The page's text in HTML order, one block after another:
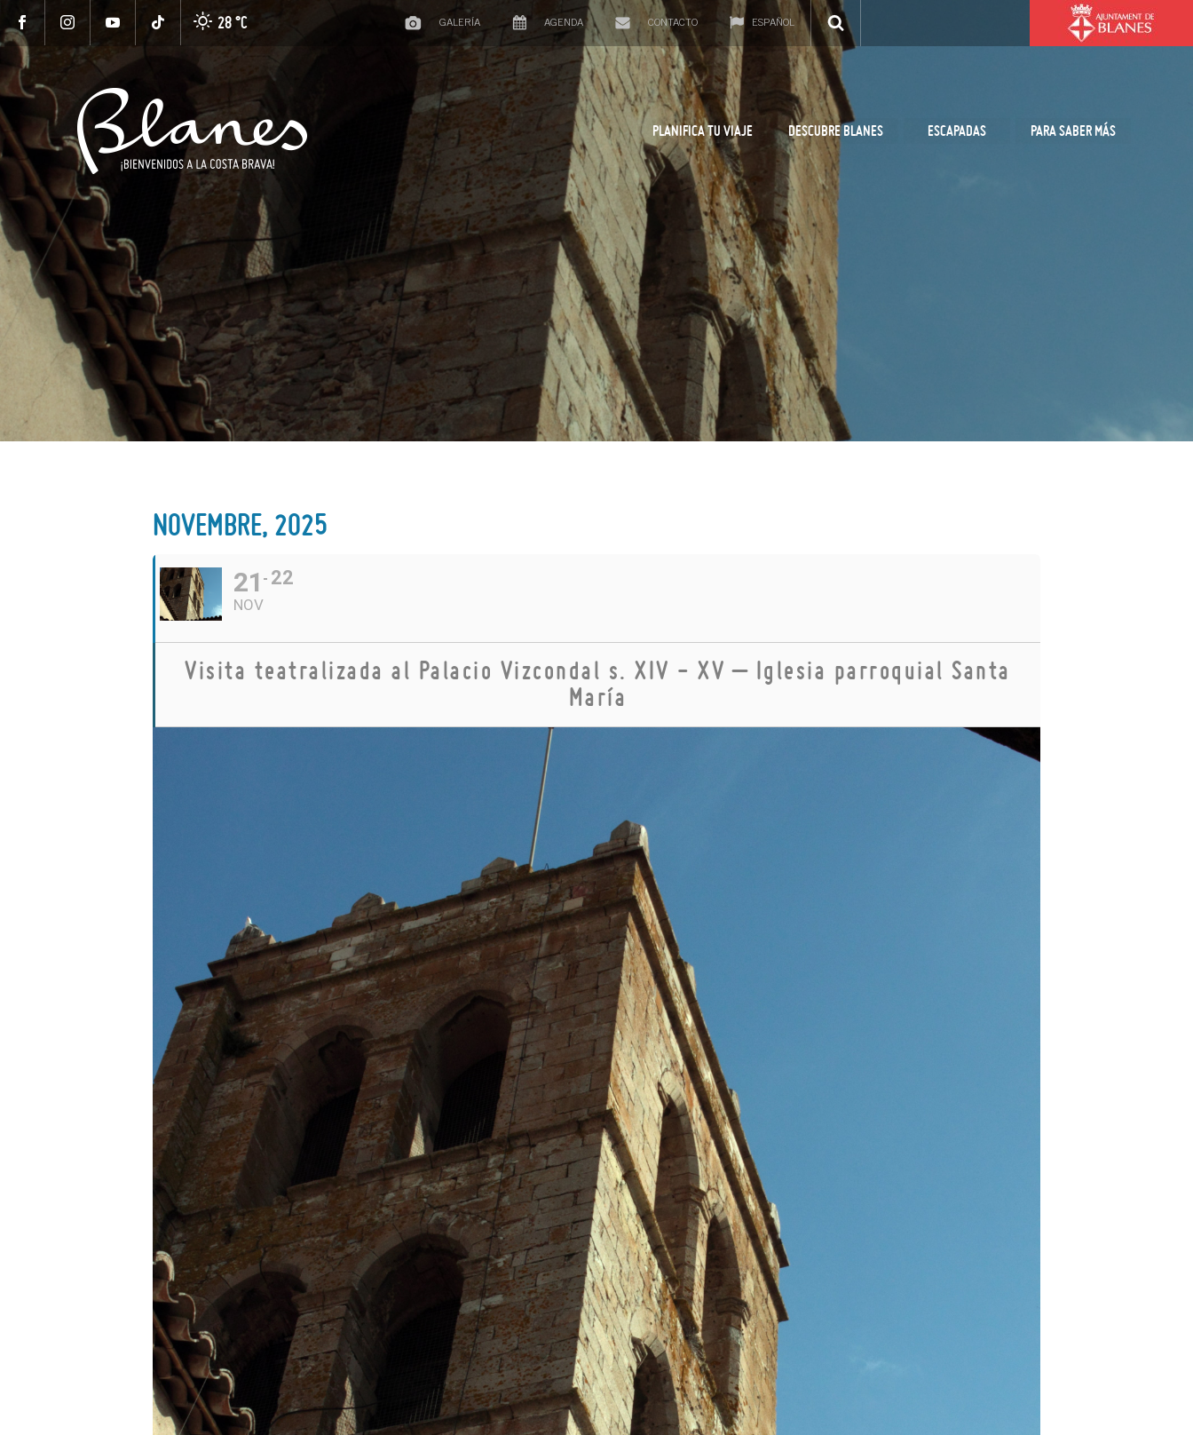
28 °C GALERÍA AGENDA CONTACTO ESPAÑOL
PLANIFICA TU VIAJE DESCUBRE BLANES ESCAPADAS PARA SABER MÁS
NOVEMBRE, 2025
21
NOV
22
Visita teatralizada al Palacio Vizcondal s. XIV - XV – Iglesia parroquial Santa
María